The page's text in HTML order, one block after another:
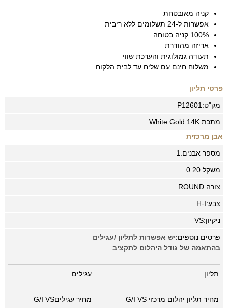
קניה מאובטחת
אפשרות ל-24 תשלומים ללא ריבית
100% קניה בטוחה
אריזה מהודרת
תעודה גמולוגית והערכת שווי
משלוח חינם עם שליח עד לבית הלקוח
פרטי תליון
מק"ט: P12601
מתכת: White Gold 14K
אבן מרכזית
מספר אבנים: 1
משקל:0.20
צורה:ROUND
צבע:H-I
ניקיון:VS
פרטים נוספים:יש אפשרות לתליון /עגילים
בהתאמה של גודל היהלום לתקציב
תליון עגילים
מחיר תליון יהלום מרכזי G/I VS מחיר עגיליםG/I VS